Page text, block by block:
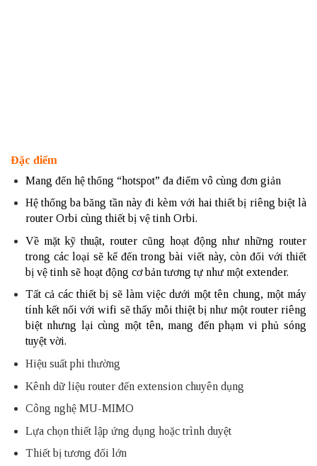
Đặc điểm
Mang đến hệ thống “hotspot” đa điểm vô cùng đơn giản
Hệ thống ba băng tần này đi kèm với hai thiết bị riêng biệt là
router Orbi cùng thiết bị vệ tinh Orbi.
Về mặt kỹ thuật, router cũng hoạt động như những router
trong các loại sẽ kể đến trong bài viết này, còn đối với thiết
bị vệ tinh sẽ hoạt động cơ bản tương tự như một extender.
Tất cả các thiết bị sẽ làm việc dưới một tên chung, một máy
tính kết nối với wifi sẽ thấy mỗi thiệt bị như một router riêng
biệt nhưng lại cùng một tên, mang đến phạm vi phủ sóng
tuyệt vời.
Hiệu suất phi thường
Kênh dữ liệu router đến extension chuyên dụng
Công nghệ MU-MIMO
Lựa chọn thiết lập ứng dụng hoặc trình duyệt
Thiết bị tương đối lớn